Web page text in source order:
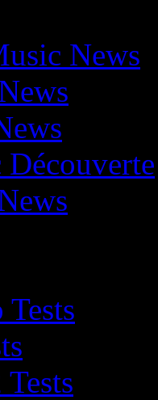
News
Tests